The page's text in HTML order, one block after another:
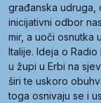
građanska udruga,
inicijativni odbor
mir, a uoči osnutka
Italije. Ideja o
u župi u Erbi na
širi te uskoro
toga osnivaju se i